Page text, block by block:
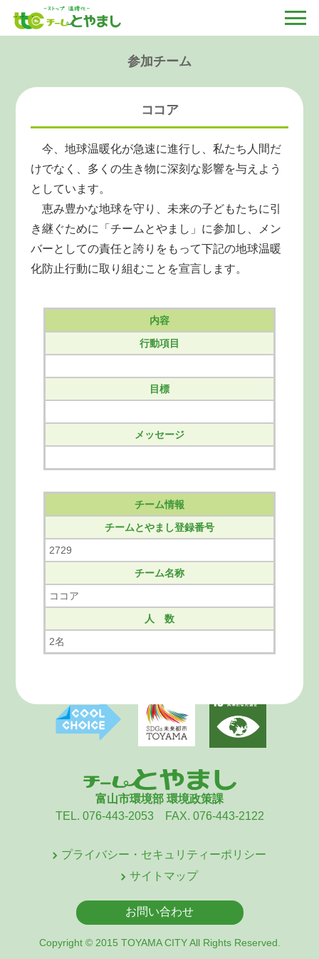
参加チーム
ココア
今、地球温暖化が急速に進行し、私たち人間だ
けでなく、多くの生き物に深刻な影響を与えよう
としています。
恵み豊かな地球を守り、未来の子どもたちに引
き継ぐために「チームとやまし」に参加し、メン
バーとしての責任と誇りをもって下記の地球温暖
化防止行動に取り組むことを宣言します。
内容
行動項目
目標
メッセージ
チーム情報
チームとやまし登録番号
2729
チーム名称
ココア
人 数
2名
富山市環境部 環境政策課
TEL. 076-443-2053 FAX. 076-443-2122
プライバシー・セキュリティーポリシー
サイトマップ
お問い合わせ
Copyright © 2015 TOYAMA CITY All Rights Reserved.